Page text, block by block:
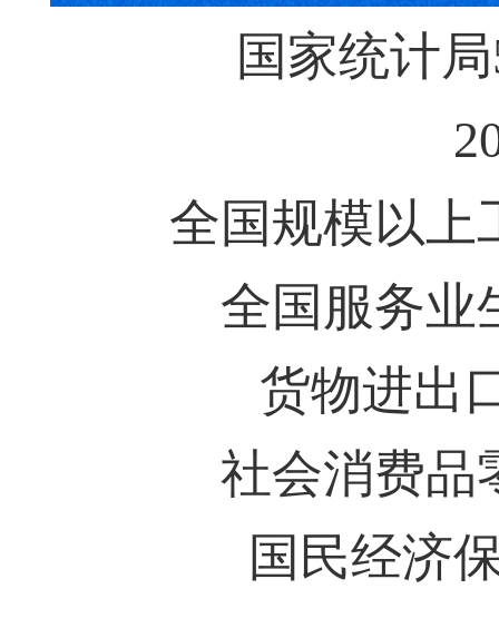
国家统计
全国规模以上
全国服务业
货物进出
社会消费品
国民经济